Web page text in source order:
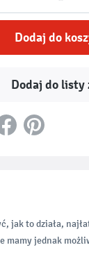
Dodaj do
Dodaj do listy
jak to działa,
mamy jednak